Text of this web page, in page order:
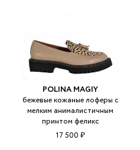
POLINA MAGIY
бежевые кожаные лоферы с
мелким анималистичным
принтом феликс
17 500 ₽